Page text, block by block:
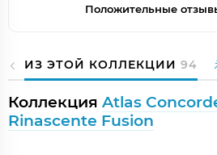
Положительные
ИЗ ЭТОЙ КОЛЛЕКЦИИ 94
Коллекция Atlas
Rinascente Fusion